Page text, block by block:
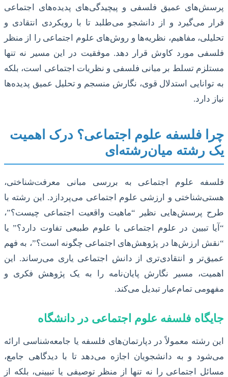
پرسش‌های عمیق فلسفی و پیچیدگی‌های پدیده‌های اجتماعی
قرار می‌گیرد و از دانشجو می‌طلبد تا با رویکردی انتقادی و
تحلیلی، مفاهیم، نظریه‌ها و روش‌های علوم اجتماعی را از منظر
فلسفی مورد کاوش قرار دهد. موفقیت در این مسیر نه تنها
مستلزم تسلط بر مبانی فلسفی و نظریات اجتماعی است، بلکه
به توانایی استدلال قوی، نگارش منسجم و تحلیل عمیق پدیده‌ها
نیاز دارد.
چرا فلسفه علوم اجتماعی؟ درک اهمیت
یک رشته میان‌رشته‌ای
فلسفه علوم اجتماعی به بررسی مبانی معرفت‌شناختی،
هستی‌شناختی و ارزشی علوم اجتماعی می‌پردازد. این رشته با
طرح پرسش‌هایی نظیر “ماهیت واقعیت اجتماعی چیست؟”،
“آیا تبیین در علوم اجتماعی با علوم طبیعی تفاوت دارد؟” یا
“نقش ارزش‌ها در پژوهش‌های اجتماعی چگونه است؟”، به فهم
عمیق‌تر و انتقادی‌تری از دانش اجتماعی یاری می‌رساند. این
اهمیت، مسیر نگارش پایان‌نامه را به یک پژوهش فکری و
مفهومی تمام‌عیار تبدیل می‌کند.
جایگاه فلسفه علوم اجتماعی در دانشگاه
این رشته معمولاً در دپارتمان‌های فلسفه یا جامعه‌شناسی ارائه
می‌شود و به دانشجویان اجازه می‌دهد تا با دیدگاهی جامع،
مسائل اجتماعی را نه تنها از منظر توصیفی یا تبیینی، بلکه از